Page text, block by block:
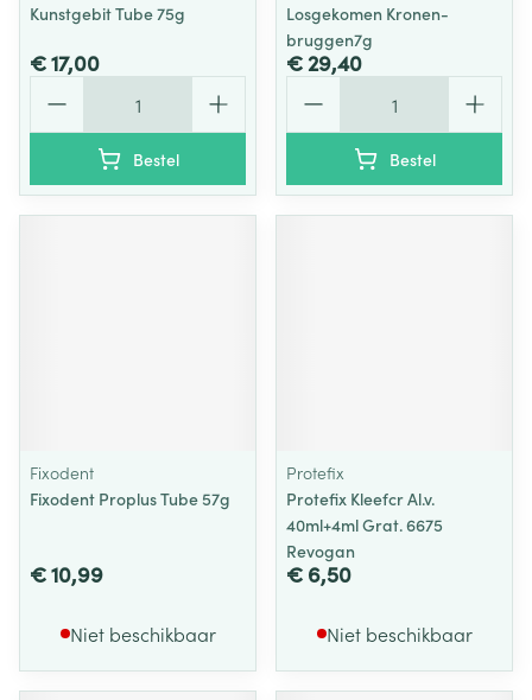
Kunstgebit Tube 75g
€ 17,00
Bestel
Losgekomen Kronen-
bruggen7g
€ 29,40
Bestel
Fixodent
Fixodent Proplus Tube 57g
€ 10,99
Niet beschikbaar
Protefix
Protefix Kleefcr Al.v.
40ml+4ml Grat. 6675
Revogan
€ 6,50
Niet beschikbaar